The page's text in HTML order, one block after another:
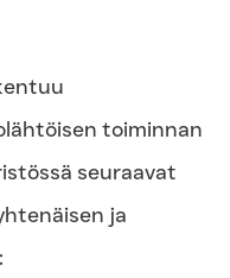
toiminnan
seuraavat
ja